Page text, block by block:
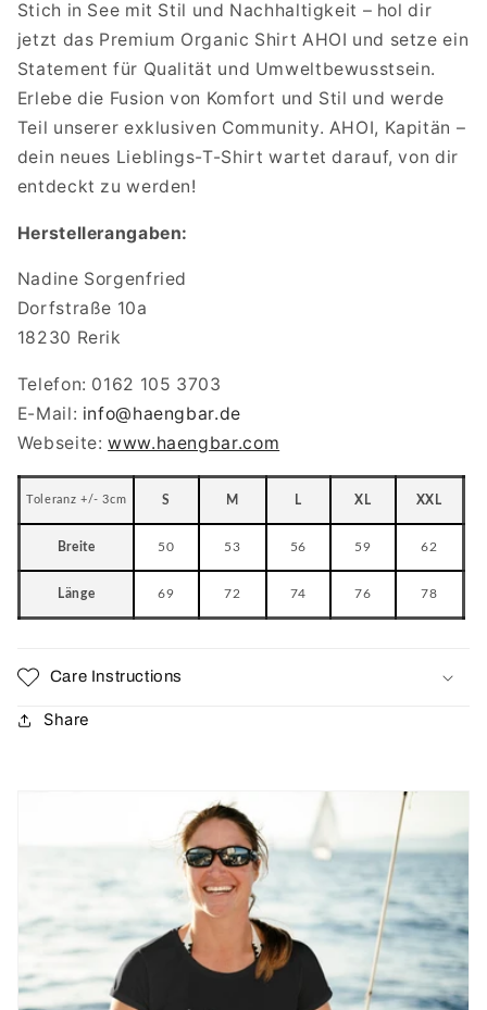
Stich in See mit Stil und Nachhaltigkeit – hol dir
jetzt das Premium Organic Shirt AHOI und setze ein
Statement für Qualität und Umweltbewusstsein.
Erlebe die Fusion von Komfort und Stil und werde
Teil unserer exklusiven Community. AHOI, Kapitän –
dein neues Lieblings-T-Shirt wartet darauf, von dir
entdeckt zu werden!
Herstellerangaben:
Nadine Sorgenfried
Dorfstraße 10a
18230 Rerik
Telefon: 0162 105 3703
E-Mail: info@haengbar.de
Webseite:www.haengbar.com
Toleranz +/- 3cm S M L XL XXL
Breite 50 53 56 59 62
Länge 69 72 74 76 78
Care Instructions
Share